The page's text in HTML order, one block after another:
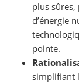
plus sûres,
d’énergie
pointe.
simplifiant